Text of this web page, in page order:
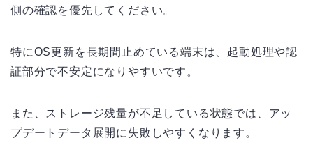
側の確認を優先してください。
特にOS更新を長期間止めている端末は、起動処理や認
証部分で不安定になりやすいです。
また、ストレージ残量が不足している状態では、アッ
プデートデータ展開に失敗しやすくなります。